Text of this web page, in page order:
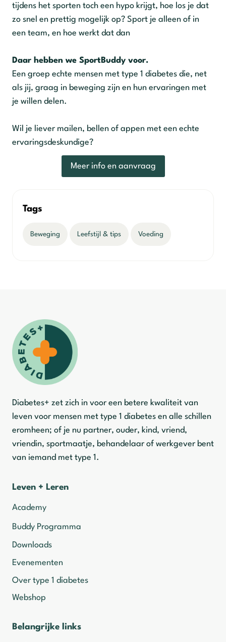
tijdens het sporten toch een hypo krijgt, hoe los je dat
zo snel en prettig mogelijk op? Sport je alleen of in
een team, en hoe werkt dat dan
Daar hebben we SportBuddy voor.
Een groep echte mensen met type 1 diabetes die, net
als jij, graag in beweging zijn en hun ervaringen met
je willen delen.
Wil je liever mailen, bellen of appen met een echte
ervaringsdeskundige?
Meer info en aanvraag
Tags
Beweging Leefstijl & tips Voeding
Diabetes+ zet zich in voor een betere kwaliteit van
leven voor mensen met type 1 diabetes en alle schillen
eromheen; of je nu partner, ouder, kind, vriend,
vriendin, sportmaatje, behandelaar of werkgever bent
van iemand met type 1.
Leven + Leren
Academy
Buddy Programma
Downloads
Evenementen
Over type 1 diabetes
Webshop
Belangrijke links